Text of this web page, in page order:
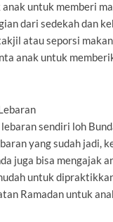
untuk memberi
dari sedekah dan
atau seporsi
anak untuk
sendiri loh
yang sudah jadi,
juga bisa mengajak
untuk
Ramadan untuk